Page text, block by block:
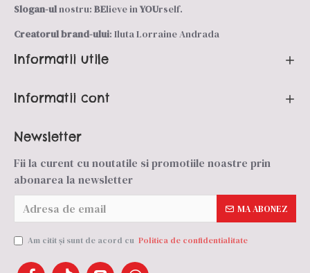
Slogan-ulnostru: BElieve inYOUrself.
Creatorul brand-ului: Iluta Lorraine Andrada
Informatii utile
Informatii cont
Newsletter
Fii la curent cu noutatile si promotiile noastre prin
abonarea la newsletter
MA ABONEZ
Am citit şi sunt de acord cu Politica de confidentialitate